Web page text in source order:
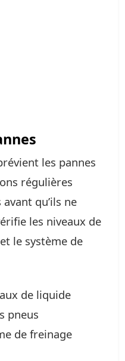
les pannes
régulières
qu’ils ne
les niveaux de
le système de
de liquide
pneus
de freinage